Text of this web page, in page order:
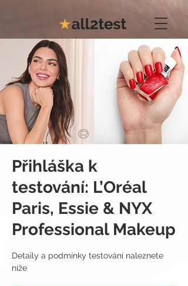
Přihláška k
testování: L’Oréal
Paris, Essie & NYX
Professional Makeup
Detaily a podmínky testování naleznete